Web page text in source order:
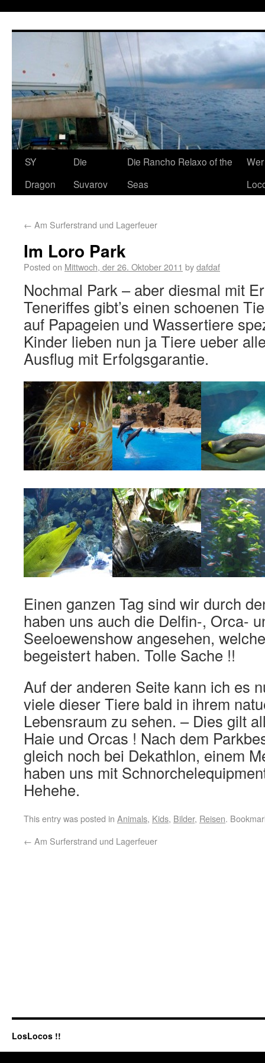
SY
Dragon
Die
Suvarov
Die Rancho Relaxo of the
Seas
← Am Surferstrand und Lagerfeuer
Im Loro Park
Posted on Mittwoch, der 26. Oktober 2011 bydafdaf
Nochmal Park – aber diesmal mit
Teneriffes gibt’s einen schoenen
auf Papageien und Wassertiere
Kinder lieben nun ja Tiere ueber
Ausflug mit Erfolgsgarantie.
Einen ganzen Tag sind wir durch
haben uns auch die Delfin-, Orca-
Seeloewenshow angesehen,
begeistert haben. Tolle Sache !!
Auf der anderen Seite kann ich es
viele dieser Tiere bald in ihrem
Lebensraum zu sehen. – Dies gilt
Haie und Orcas ! Nach dem
gleich noch bei Dekathlon, einem
haben uns mit
Hehehe.
This entry was posted in Animals, Kids, Bilder, Reisen.
← Am Surferstrand und Lagerfeuer
LosLocos !!